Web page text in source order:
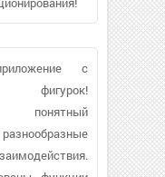
с
фигурок!
понятный